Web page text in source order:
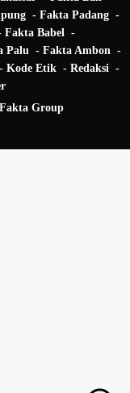
Fakta Padang
Fakta Babel
Palu
Fakta Ambon
Kode Etik
Redaksi
Group